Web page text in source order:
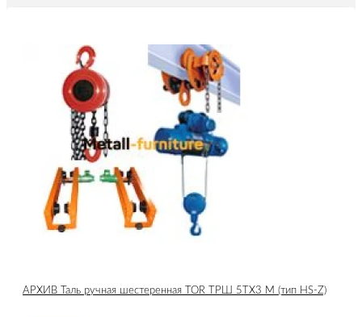
АРХИВ Таль ручная шестеренная TOR ТРШ 5ТХ3 М (тип HS-Z)